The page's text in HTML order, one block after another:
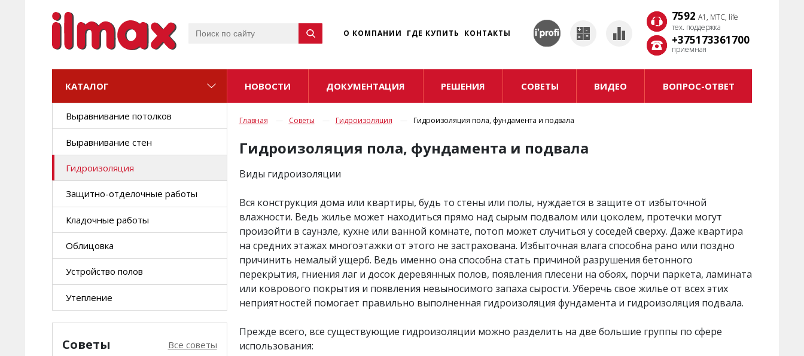
О КОМПАНИИ ГДЕ КУПИТЬ КОНТАКТЫ
7592 A1, MTC, life
тех. поддержка
+375173361700
приемная
КАТАЛОГ ☰
7592 A1, MTC, life
тех. поддержка
+375173361700
приемная
КАТАЛОГ НОВОСТИ ДОКУМЕНТАЦИЯ РЕШЕНИЯ СОВЕТЫ ВИДЕО ВОПРОС-ОТВЕТ
Новинки
ОБЛИЦОВКА
Клеи для плитки
Фуги
КЛАДКА
Монтажные составы
Кладочные составы
Составы для 3D печати
ОТДЕЛКА
Шпатлевки
Клеи для стеклообоев
ВЫРАВНИВАНИЕ СТЕН
Штукатурки выравнивающие
Самонивелиры
Выравнивание потолков
Выравнивание стен
Гидроизоляция
Защитно-отделочные работы
Кладочные работы
Облицовка
Устройство полов
Утепление
Советы Все советы
Главная Советы Гидроизоляция Гидроизоляция пола, фундамента и подвала
Гидроизоляция пола, фундамента и подвала
Виды гидроизоляции
Вся конструкция дома или квартиры, будь то стены или полы, нуждается в защите от избыточной
влажности. Ведь жилье может находиться прямо над сырым подвалом или цоколем, протечки могут
произойти в саунзле, кухне или ванной комнате, потоп может случиться у соседей сверху. Даже квартира
на средних этажах многоэтажки от этого не застрахована. Избыточная влага способна рано или поздно
причинить немалый ущерб. Ведь именно она способна стать причиной разрушения бетонного
перекрытия, гниения лаг и досок деревянных полов, появления плесени на обоях, порчи паркета, ламината
или коврового покрытия и появления невыносимого запаха сырости. Уберечь свое жилье от всех этих
неприятностей помогает правильно выполненная гидроизоляция фундамента и гидроизоляция подвала.
Прежде всего, все существующие гидроизоляции можно разделить на две большие группы по сфере
использования: